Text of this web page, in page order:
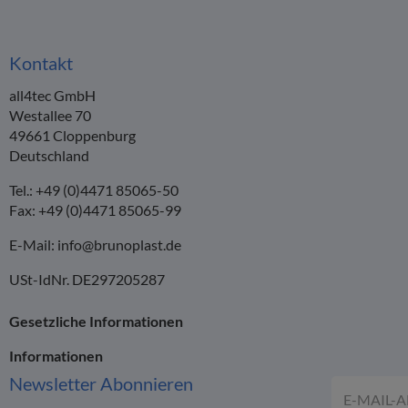
Kontakt
all4tec GmbH
Westallee 70
49661 Cloppenburg
Deutschland
Tel.: +49 (0)4471 85065-50
Fax: +49 (0)4471 85065-99
E-Mail: info@brunoplast.de
USt-IdNr. DE297205287
Gesetzliche Informationen
Informationen
NewsletterAbonnieren